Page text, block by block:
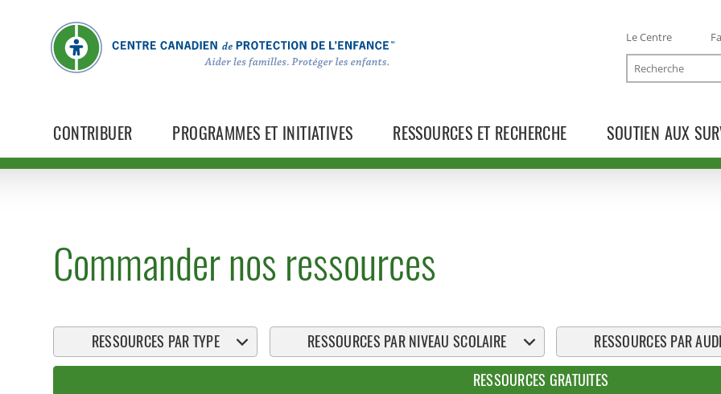
CONTRIBUER PROGRAMMES ET INITIATIVES RESSOURCES ET RECHERCHE SOUTIEN AUX
Le Centre
Recherche
Commander nos ressources
RESSOURCES PAR TYPE RESSOURCES PAR NIVEAU SCOLAIRE RESSOURCES PAR
RESSOURCES GRATUITES